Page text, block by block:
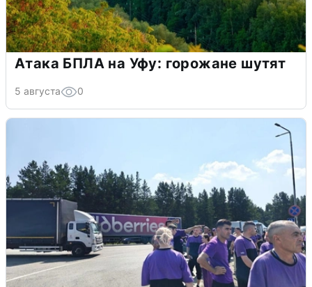
Атака БПЛА на Уфу: горожане шутят
5 августа 0